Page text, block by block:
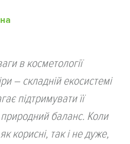
в косметології
– складній екосистемі
підтримувати її
природний баланс. Коли
корисні, так і не дуже,